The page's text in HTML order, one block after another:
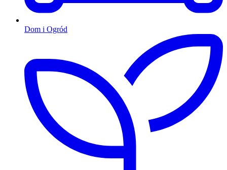
Dom i Ogród